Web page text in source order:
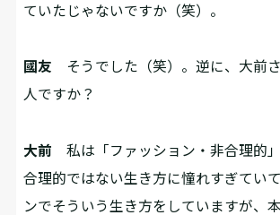
ていたじゃないですか（笑）。
國友 そうでした（笑）。逆に、大前
人ですか？
大前 私は「ファッション・非合理的」
合理的ではない生き方に憧れすぎてい
ンでそういう生き方をしていますが、